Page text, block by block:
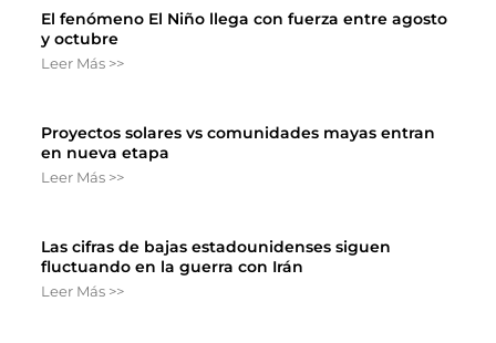
El fenómeno El Niño llega con fuerza entre agosto
y octubre
Leer Más >>
Proyectos solares vs comunidades mayas entran
en nueva etapa
Leer Más >>
Las cifras de bajas estadounidenses siguen
fluctuando en la guerra con Irán
Leer Más >>